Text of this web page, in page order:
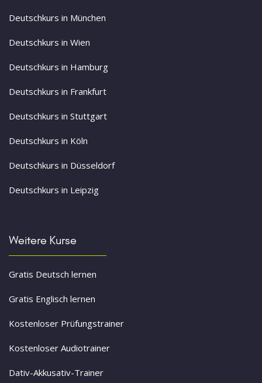
Deutschkurs in München
Deutschkurs in Wien
Deutschkurs in Hamburg
Deutschkurs in Frankfurt
Deutschkurs in Stuttgart
Deutschkurs in Köln
Deutschkurs in Düsseldorf
Deutschkurs in Leipzig
Weitere Kurse
Gratis Deutsch lernen
Gratis Englisch lernen
Kostenloser Prüfungstrainer
Kostenloser Audiotrainer
Dativ-Akkusativ-Trainer